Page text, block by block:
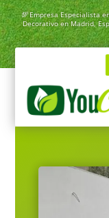
💯Empresa Especialista
Decorativo en Madrid,